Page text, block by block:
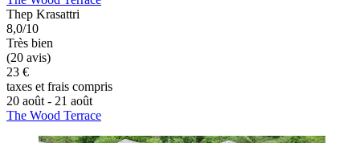
Thep Krasattri
8,0/10
Très bien
(20 avis)
23 €
taxes et frais compris
20 août - 21 août
The Wood Terrace